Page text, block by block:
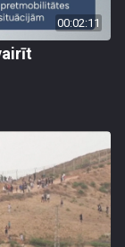
00:02:11